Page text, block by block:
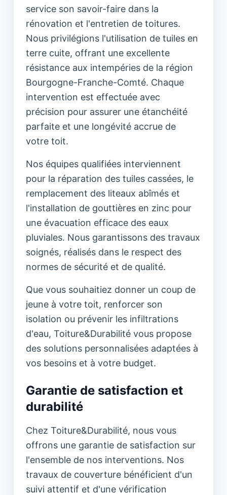
service son savoir-faire dans la
rénovation et l'entretien de toitures.
Nous privilégions l'utilisation de tuiles en
terre cuite, offrant une excellente
résistance aux intempéries de la région
Bourgogne-Franche-Comté. Chaque
intervention est effectuée avec
précision pour assurer une étanchéité
parfaite et une longévité accrue de
votre toit.
Nos équipes qualifiées interviennent
pour la réparation des tuiles cassées, le
remplacement des liteaux abîmés et
l'installation de gouttières en zinc pour
une évacuation efficace des eaux
pluviales. Nous garantissons des travaux
soignés, réalisés dans le respect des
normes de sécurité et de qualité.
Que vous souhaitiez donner un coup de
jeune à votre toit, renforcer son
isolation ou prévenir les infiltrations
d'eau, Toiture&Durabilité vous propose
des solutions personnalisées adaptées à
vos besoins et à votre budget.
Garantie de satisfaction et
durabilité
Chez Toiture&Durabilité, nous vous
offrons une garantie de satisfaction sur
l'ensemble de nos interventions. Nos
travaux de couverture bénéficient d'un
suivi attentif et d'une vérification